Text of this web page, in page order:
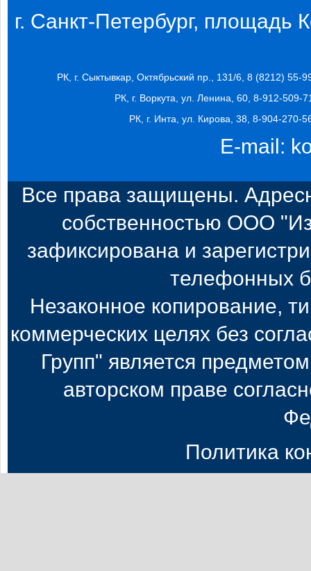
г. Санкт-Петербург, площадь
РК, г. Сыктывкар, Октябрьский пр., 131/6, 8 (8212) 55-
РК, г. Воркута, ул. Ленина, 60, 8-912-509-
РК, г. Инта, ул. Кирова, 38, 8-904-270-
E-mail:
Все права защищены.
собственностью ООО
зафиксирована и
телефонных
Незаконное копирование,
коммерческих целях без
Групп" является
авторском праве
Политика